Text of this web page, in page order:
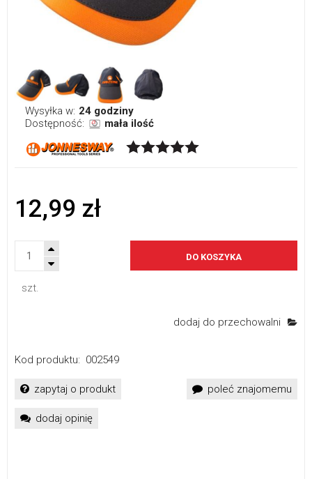
Wysyłka w: 24 godziny
Dostępność:
mała ilość
12,99 zł
szt.
DO KOSZYKA
dodaj do przechowalni
Kod produktu: 002549
zapytaj o produkt poleć znajomemu
dodaj opinię